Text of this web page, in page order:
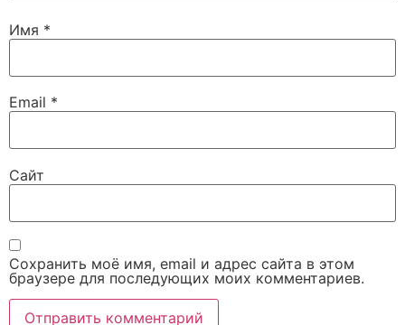
Имя *
Email *
Сайт
Сохранить моё имя, email и адрес сайта в этом
браузере для последующих моих комментариев.